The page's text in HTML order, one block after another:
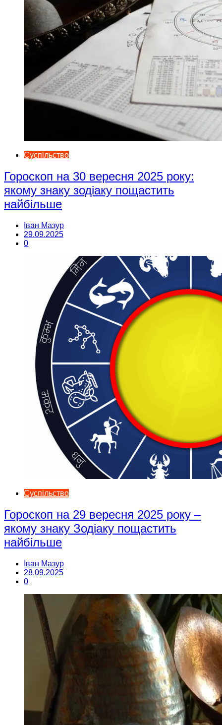
Суспільство
Гороскоп на 30 вересня 2025 року:
якому знаку зодіаку пощастить
найбільше
Іван Мазур
29.09.2025
0
Суспільство
Гороскоп на 29 вересня 2025 року –
якому знаку Зодіаку пощастить
найбільше
Іван Мазур
28.09.2025
0